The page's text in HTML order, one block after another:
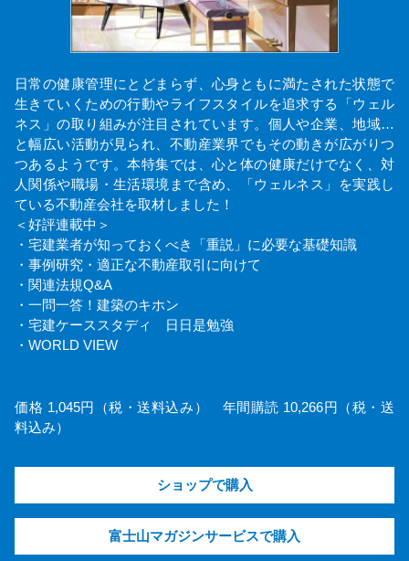
日常の健康管理にとどまらず、心身ともに満たされた状態で
生きていくための行動やライフスタイルを追求する「ウェル
ネス」の取り組みが注目されています。個人や企業、地域…
と幅広い活動が見られ、不動産業界でもその動きが広がりつ
つあるようです。本特集では、心と体の健康だけでなく、対
人関係や職場・生活環境まで含め、「ウェルネス」を実践し
ている不動産会社を取材しました！
＜好評連載中＞
・宅建業者が知っておくべき「重説」に必要な基礎知識
・事例研究・適正な不動産取引に向けて
・関連法規Q&A
・一問一答！建築のキホン
・宅建ケーススタディ 日日是勉強
・WORLD VIEW
価格 1,045円（税・送料込み） 年間購読 10,266円（税・送
料込み）
ショップで購入
富士山マガジンサービスで購入